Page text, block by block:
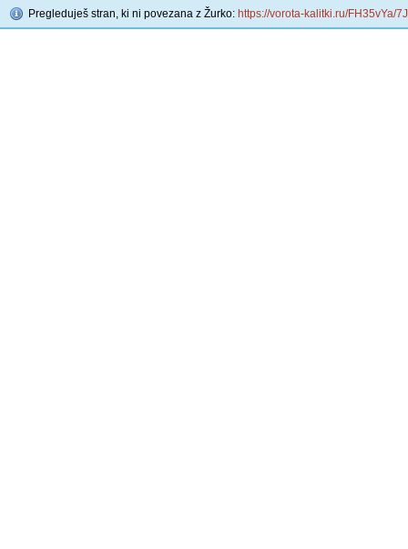
Pregleduješ stran, ki ni povezana z Žurko: https://vorota-kalitki.ru/FH35vYa/